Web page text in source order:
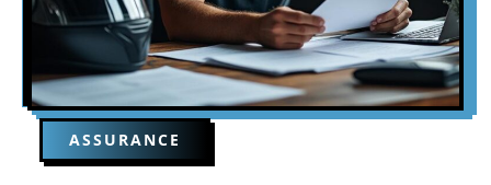
ASSURANCE